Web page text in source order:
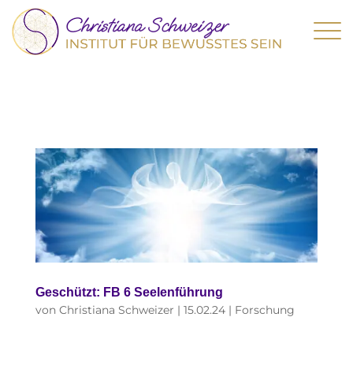
Geschützt: FB 6 Seelenführung
von Christiana Schweizer | 15.02.24| Forschung